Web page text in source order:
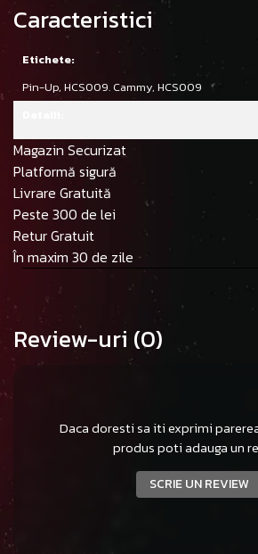
Caracteristici
Etichete:
Pin-Up, HCS009. Cammy, HCS009
Magazin Securizat
Platformă sigură
Livrare Gratuită
Peste 300 de lei
Retur Gratuit
În maxim 30 de zile
Review-uri (0)
Daca doresti sa iti exprimi
produs poti adauga un
SCRIE UN REVIEW